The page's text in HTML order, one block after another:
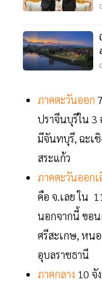
ภาคตะวันออก
ปราจีนบุรีใน 3
มีจันทบุรี, ฉะเชิ
สระแก้ว
ภาคตะวันออกเ
คือ จ.เลย ใน
นอกจากนี้ ขอน
ศรีสะเกษ, หน
อุบลราชธานี
ภาคกลาง 10 จั